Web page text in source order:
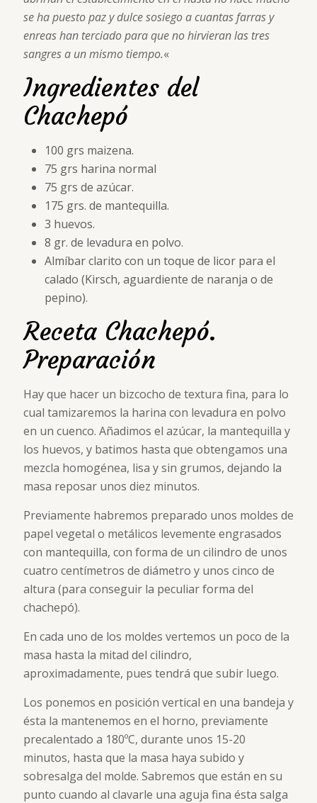
se ha puesto paz y dulce sosiego a cuantas farras y
enreas han terciado para que no hirvieran las tres
sangres a un mismo tiempo.«
Ingredientes del
Chachepó
100 grs maizena.
75 grs harina normal
75 grs de azúcar.
175 grs. de mantequilla.
3 huevos.
8 gr. de levadura en polvo.
Almíbar clarito con un toque de licor para el
calado (Kirsch, aguardiente de naranja o de
pepino).
Receta Chachepó.
Preparación
Hay que hacer un bizcocho de textura fina, para lo
cual tamizaremos la harina con levadura en polvo
en un cuenco. Añadimos el azúcar, la mantequilla y
los huevos, y batimos hasta que obtengamos una
mezcla homogénea, lisa y sin grumos, dejando la
masa reposar unos diez minutos.
Previamente habremos preparado unos moldes de
papel vegetal o metálicos levemente engrasados
con mantequilla, con forma de un cilindro de unos
cuatro centímetros de diámetro y unos cinco de
altura (para conseguir la peculiar forma del
chachepó).
En cada uno de los moldes vertemos un poco de la
masa hasta la mitad del cilindro,
aproximadamente, pues tendrá que subir luego.
Los ponemos en posición vertical en una bandeja y
ésta la mantenemos en el horno, previamente
precalentado a 180ºC, durante unos 15-20
minutos, hasta que la masa haya subido y
sobresalga del molde. Sabremos que están en su
punto cuando al clavarle una aguja fina ésta salga